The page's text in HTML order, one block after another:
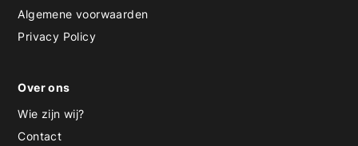
Algemene voorwaarden
Privacy Policy
Over ons
Wie zijn wij?
Contact